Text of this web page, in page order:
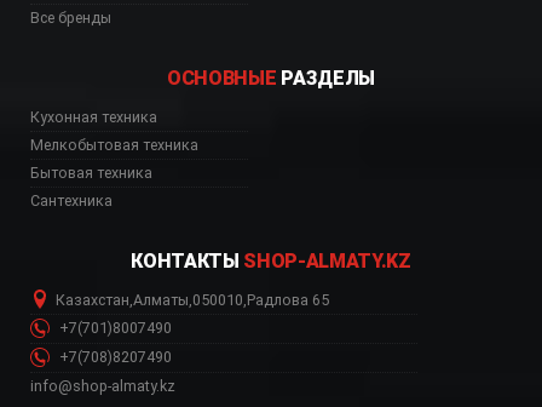
доставкой,
Все бренды
ОСНОВНЫЕ РАЗДЕЛЫ
Кухонная техника
Мелкобытовая техника
Бытовая техника
Сантехника
КОНТАКТЫ SHOP-ALMATY.KZ
Казахстан Алматы 050010 Радлова 65
+7(701)8007490
+7(708)8207490
info@shop-almaty.kz